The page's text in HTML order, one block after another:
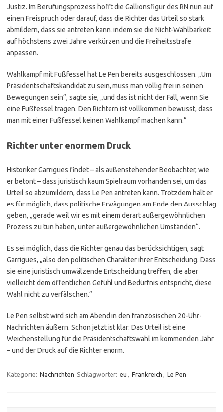
Justiz. Im Berufungsprozess hofft die Gallionsfigur des RN nun auf
einen Freispruch oder darauf, dass die Richter das Urteil so stark
abmildern, dass sie antreten kann, indem sie die Nicht-Wählbarkeit
auf höchstens zwei Jahre verkürzen und die Freiheitsstrafe
anpassen.
Wahlkampf mit Fußfessel hat Le Pen bereits ausgeschlossen. „Um
Präsidentschaftskandidat zu sein, muss man völlig frei in seinen
Bewegungen sein“, sagte sie, „und das ist nicht der Fall, wenn Sie
eine Fußfessel tragen. Den Richtern ist vollkommen bewusst, dass
man mit einer Fußfessel keinen Wahlkampf machen kann.“
Richter unter enormem Druck
Historiker Garrigues findet – als außenstehender Beobachter, wie
er betont – dass juristisch kaum Spielraum vorhanden sei, um das
Urteil so abzumildern, dass Le Pen antreten kann. Trotzdem hält er
es für möglich, dass politische Erwägungen am Ende den Ausschlag
geben, „gerade weil wir es mit einem derart außergewöhnlichen
Prozess zu tun haben, unter außergewöhnlichen Umständen“.
Es sei möglich, dass die Richter genau das berücksichtigen, sagt
Garrigues, „also den politischen Charakter ihrer Entscheidung. Dass
sie eine juristisch umwälzende Entscheidung treffen, die aber
vielleicht dem öffentlichen Gefühl und Bedürfnis entspricht, diese
Wahl nicht zu verfälschen.“
Le Pen selbst wird sich am Abend in den französischen 20-Uhr-
Nachrichten äußern. Schon jetzt ist klar: Das Urteil ist eine
Weichenstellung für die Präsidentschaftswahl im kommenden Jahr
– und der Druck auf die Richter enorm.
Kategorie: Nachrichten Schlagwörter: eu , Frankreich , Le Pen